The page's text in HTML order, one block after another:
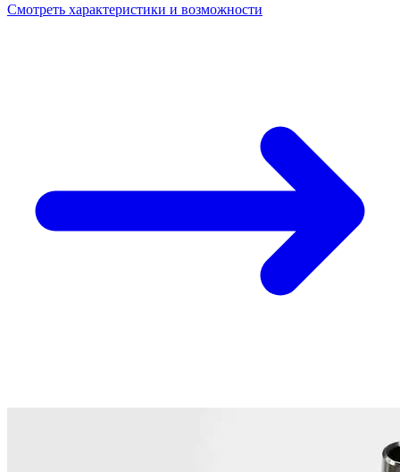
Смотреть характеристики и возможности